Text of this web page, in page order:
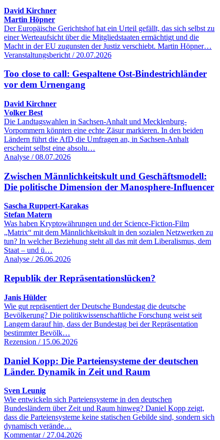
David Kirchner
Martin Höpner
Der Europäische Gerichtshof hat ein Urteil gefällt, das sich selbst zu
einer Werteaufsicht über die Mitgliedstaaten ermächtigt und die
Macht in der EU zugunsten der Justiz verschiebt. Martin Höpner…
Veranstaltungsbericht / 20.07.2026
Too close to call: Gespaltene Ost-Bindestrichländer
vor dem Urnengang
David Kirchner
Volker Best
Die Landtagswahlen in Sachsen-Anhalt und Mecklenburg-
Vorpommern könnten eine echte Zäsur markieren. In den beiden
Ländern führt die AfD die Umfragen an, in Sachsen-Anhalt
erscheint selbst eine absolu…
Analyse / 08.07.2026
Zwischen Männlichkeitskult und Geschäftsmodell:
Die politische Dimension der Manosphere-Influencer
Sascha Ruppert-Karakas
Stefan Matern
Was haben Kryptowährungen und der Science-Fiction-Film
„Matrix“ mit dem Männlichkeitskult in den sozialen Netzwerken zu
tun? In welcher Beziehung steht all das mit dem Liberalismus, dem
Staat – und ü…
Analyse / 26.06.2026
Republik der Repräsentationslücken?
Janis Hülder
Wie gut repräsentiert der Deutsche Bundestag die deutsche
Bevölkerung? Die politikwissenschaftliche Forschung weist seit
Langem darauf hin, dass der Bundestag bei der Repräsentation
bestimmter Bevölk…
Rezension / 15.06.2026
Daniel Kopp: Die Parteiensysteme der deutschen
Länder. Dynamik in Zeit und Raum
Sven Leunig
Wie entwickeln sich Parteiensysteme in den deutschen
Bundesländern über Zeit und Raum hinweg? Daniel Kopp zeigt,
dass die Parteiensysteme keine statischen Gebilde sind, sondern sich
dynamisch verände…
Kommentar / 27.04.2026